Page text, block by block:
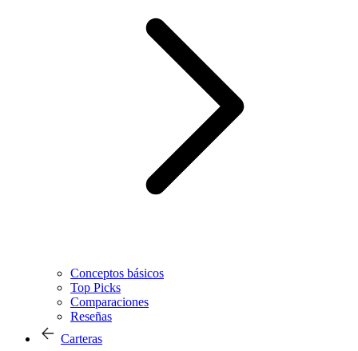
Conceptos básicos
Top Picks
Comparaciones
Reseñas
Carteras